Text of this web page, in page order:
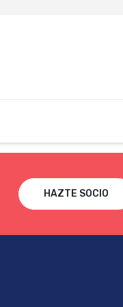
HAZTE SOCIO